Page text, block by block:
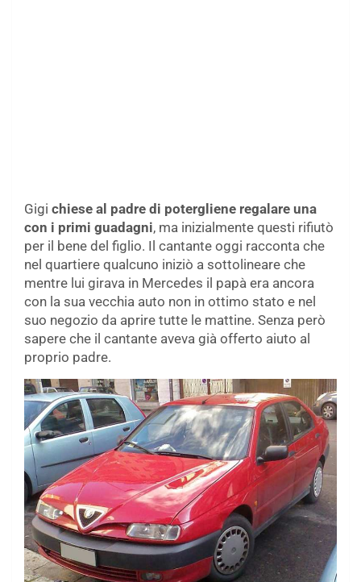
Gigi chiese al padre di potergliene regalare una
con i primi guadagni, ma inizialmente questi rifiutò
per il bene del figlio. Il cantante oggi racconta che
nel quartiere qualcuno iniziò a sottolineare che
mentre lui girava in Mercedes il papà era ancora
con la sua vecchia auto non in ottimo stato e nel
suo negozio da aprire tutte le mattine. Senza però
sapere che il cantante aveva già offerto aiuto al
proprio padre.